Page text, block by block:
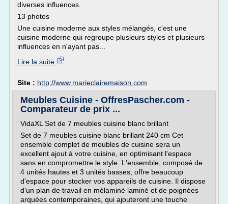
diverses influences.
13 photos
Une cuisine moderne aux styles mélangés, c'est une
cuisine moderne qui regroupe plusieurs styles et plusieurs
influences en n'ayant pas...
Lire la suite
Site : http://www.marieclairemaison.com
Meubles Cuisine - OffresPascher.com -
Comparateur de prix ...
VidaXL Set de 7 meubles cuisine blanc brillant
Set de 7 meubles cuisine blanc brillant 240 cm Cet
ensemble complet de meubles de cuisine sera un
excellent ajout à votre cuisine, en optimisant l'espace
sans en compromettre le style. L'ensemble, composé de
4 unités hautes et 3 unités basses, offre beaucoup
d'espace pour stocker vos appareils de cuisine. Il dispose
d'un plan de travail en mélaminé laminé et de poignées
arquées contemporaines, qui ajouteront une touche